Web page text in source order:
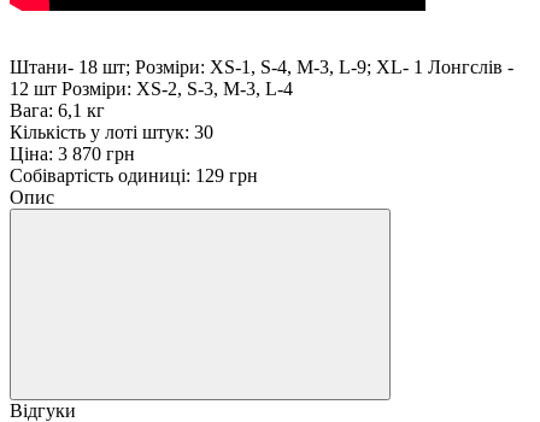
Штани- 18 шт; Розміри: XS-1, S-4, M-3, L-9; XL- 1 Лонгслів -
12 шт Розміри: XS-2, S-3, M-3, L-4
Вага: 6,1 кг
Кількість у лоті штук: 30
Ціна: 3 870 грн
Собівартість одиниці: 129 грн
Опис
Відгуки